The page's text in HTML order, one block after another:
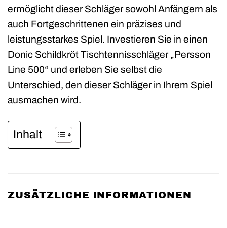
ermöglicht dieser Schläger sowohl Anfängern als
auch Fortgeschrittenen ein präzises und
leistungsstarkes Spiel. Investieren Sie in einen
Donic Schildkröt Tischtennisschläger „Persson
Line 500“ und erleben Sie selbst die
Unterschied, den dieser Schläger in Ihrem Spiel
ausmachen wird.
Inhalt
ZUSÄTZLICHE INFORMATIONEN